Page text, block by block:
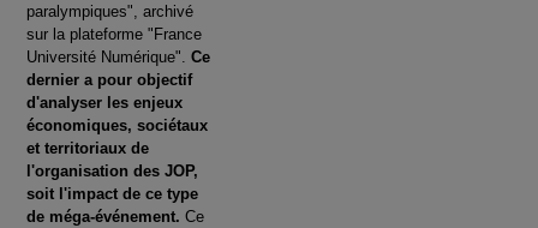
paralympiques", archivé
sur la plateforme "France
Université Numérique". Ce
dernier a pour objectif
d'analyser les enjeux
économiques, sociétaux
et territoriaux de
l'organisation des JOP,
soit l'impact de ce type
de méga-événement. Ce